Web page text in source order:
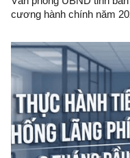
cương hành chính năm